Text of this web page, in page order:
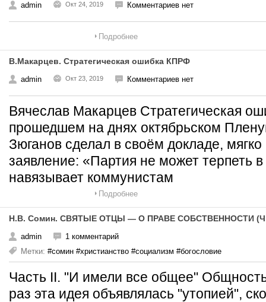
admin Окт 24, 2019 Комментариев нет
Подробнее
В.Макарцев. Стратегическая ошибка КПРФ
admin Окт 23, 2019 Комментариев нет
Вячеслав Макарцев Стратегическая
прошедшем на днях октябрьском
Зюганов сделал в своём докладе,
заявление: «Партия не может терпеть в
навязывает коммунистам
Подробнее
Н.В. Сомин. СВЯТЫЕ ОТЦЫ — О ПРАВЕ СОБСТВЕННОСТИ
admin
1 комментарий
Метки: #сомин #христианство #социализм #богословие
Часть II. "И имели все общее"
раз эта идея объявлялась "утопией",